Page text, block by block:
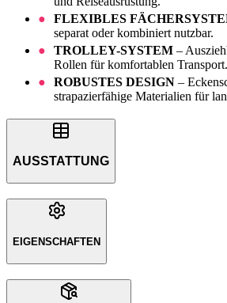
FLEXIBLES
separat oder kombiniert nutzbar.
TROLLEY-SYSTEM –
Rollen für komfortablen Transport.
ROBUSTES DESIGN –
strapazierfähige Materialien für
AUSSTATTUNG
EIGENSCHAFTEN